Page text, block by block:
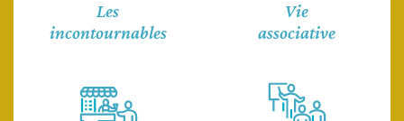
Les
incontournables
Vie
associative